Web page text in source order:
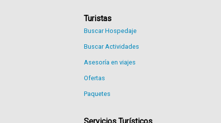
Turistas
Buscar Hospedaje
Buscar Actividades
Asesoría en viajes
Ofertas
Paquetes
Servicios Turísticos